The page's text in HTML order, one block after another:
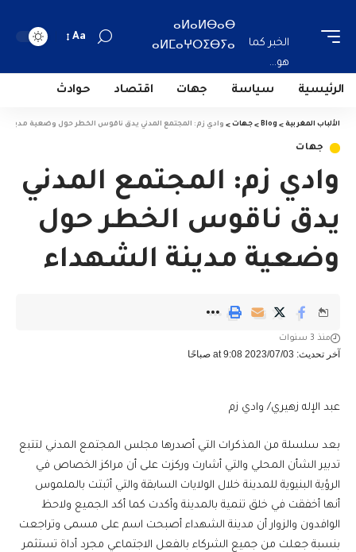
الخبر كما
هو...
ⴰⵍⴰⵍⴱⴰⴱ
ⴰⵍⵎⴰⵖⵔⵉⴱⵢⴰ
Aa
الرئيسية سياسة جهات اقتصاد حوادث
الألباب المغربية >
Blog
> جهات > وادي زم: المجتمع المدني يدق ناقوس الخطر حول وضعية مدينة
جهات
وادي زم: المجتمع المدني
يدق ناقوس الخطر حول
وضعية مدينة الشهداء
آخر تحديث: 2023/07/03 at 9:08 صباحًا
منذ 3 سنوات
عبد الإله زهيري/ وادي زم
بعد سلسلة من المذكرات التي أصدرها مجلس المجتمع المدني لتتبع
تدبير الشأن المحلي والتي أشارت وركزت على أن مراكز الخصاص في
الرؤية البنيوية للمدينة خلال الولايات السابقة والتي أثبتت بالملموس
أنها أخفقت في خلق تنمية بالمدينة وأكدت كما أكد الجميع ولاحظ
الوافدون والزوار أن مدينة الشهداء أصبحت اسم على مسمى وتراجعت
بنسبة جعلت من جميع الشركاء بالفعل الاجتماعي مجرد أداة تستثمر